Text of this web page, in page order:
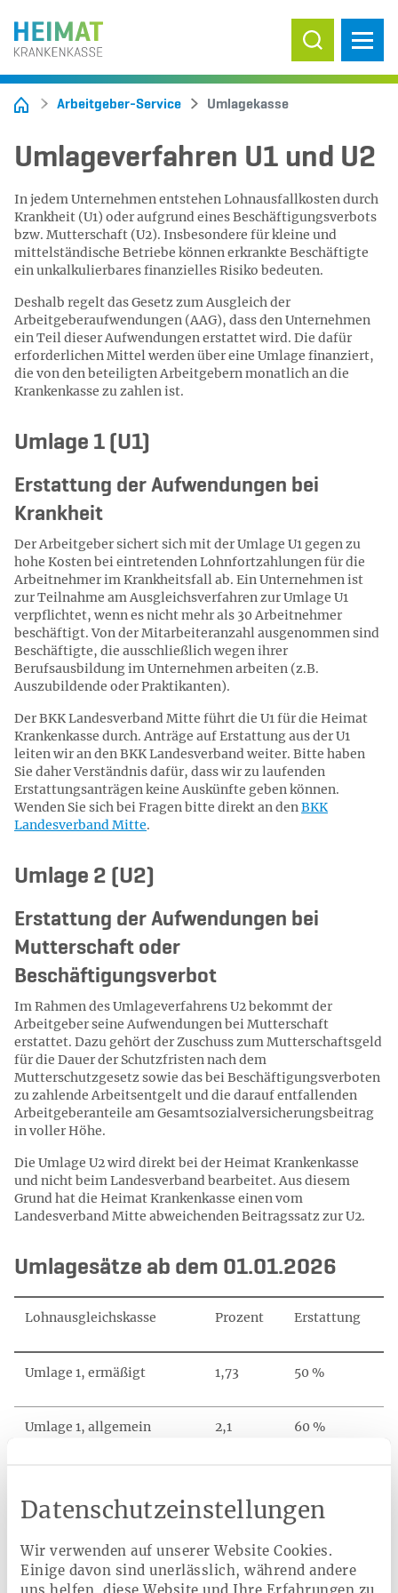
Datenschutzeinstellungen
Wir verwenden auf unserer Website Cookies.
Einige davon sind unerlässlich, während andere
uns helfen, diese Website und Ihre Erfahrungen zu
Suche ein-/
Arbeitgeber-Service Umlagekasse
Umlageverfahren U1 und U2
In jedem Unternehmen entstehen Lohnausfallkosten durch
Krankheit (U1) oder aufgrund eines Beschäftigungsverbots
bzw. Mutterschaft (U2). Insbesondere für kleine und
mittelständische Betriebe können erkrankte Beschäftigte
ein unkalkulierbares finanzielles Risiko bedeuten.
Deshalb regelt das Gesetz zum Ausgleich der
Arbeitgeberaufwendungen (AAG), dass den Unternehmen
ein Teil dieser Aufwendungen erstattet wird. Die dafür
erforderlichen Mittel werden über eine Umlage finanziert,
die von den beteiligten Arbeitgebern monatlich an die
Krankenkasse zu zahlen ist.
Umlage 1 (U1)
Erstattung der Aufwendungen bei
Krankheit
Der Arbeitgeber sichert sich mit der Umlage U1 gegen zu
hohe Kosten bei eintretenden Lohnfortzahlungen für die
Arbeitnehmer im Krankheitsfall ab. Ein Unternehmen ist
zur Teilnahme am Ausgleichsverfahren zur Umlage U1
verpflichtet, wenn es nicht mehr als 30 Arbeitnehmer
beschäftigt. Von der Mitarbeiteranzahl ausgenommen sind
Beschäftigte, die ausschließlich wegen ihrer
Berufsausbildung im Unternehmen arbeiten (z.B.
Auszubildende oder Praktikanten).
Der BKK Landesverband Mitte führt die U1 für die Heimat
Krankenkasse durch. Anträge auf Erstattung aus der U1
leiten wir an den BKK Landesverband weiter. Bitte haben
Sie daher Verständnis dafür, dass wir zu laufenden
Erstattungsanträgen keine Auskünfte geben können.
Wenden Sie sich bei Fragen bitte direkt an denBKK
Landesverband Mitte.
Umlage 2 (U2)
Erstattung der Aufwendungen bei
Mutterschaft oder
Beschäftigungsverbot
Im Rahmen des Umlageverfahrens U2 bekommt der
Arbeitgeber seine Aufwendungen bei Mutterschaft
erstattet. Dazu gehört der Zuschuss zum Mutterschaftsgeld
für die Dauer der Schutzfristen nach dem
Mutterschutzgesetz sowie das bei Beschäftigungsverboten
zu zahlende Arbeitsentgelt und die darauf entfallenden
Arbeitgeberanteile am Gesamtsozialversicherungsbeitrag
in voller Höhe.
Die Umlage U2 wird direkt bei der Heimat Krankenkasse
und nicht beim Landesverband bearbeitet. Aus diesem
Grund hat die Heimat Krankenkasse einen vom
Landesverband Mitte abweichenden Beitragssatz zur U2.
Umlagesätze ab dem 01.01.2026
Lohnausgleichskasse Prozent Erstattung
Umlage 1, ermäßigt 1,73 50 %
Umlage 1, allgemein 2,1 60 %